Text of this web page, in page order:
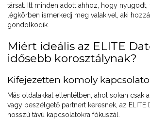
társat. Itt minden adott ahhoz, hogy nyugodt,
légkörben ismerkedj meg valakivel, aki
gondolkodik.
Miért ideális az ELITE
idősebb korosztálynak?
Kifejezetten komoly
Más oldalakkal ellentétben, ahol sokan csak
vagy beszélgető partnert keresnek, az ELITE
hosszú távú kapcsolatokra fókuszál.